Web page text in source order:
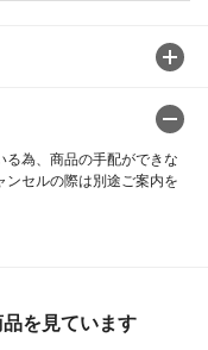
為、商品の手配ができな
ンセルの際は別途ご案内を
を見ています